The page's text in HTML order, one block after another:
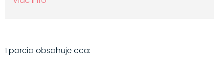
1 porcia obsahuje cca: